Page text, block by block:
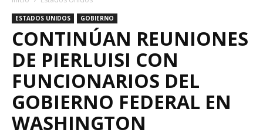
ESTADOS UNIDOS GOBIERNO
CONTINÚAN REUNIONES
DE PIERLUISI CON
FUNCIONARIOS DEL
GOBIERNO FEDERAL EN
WASHINGTON